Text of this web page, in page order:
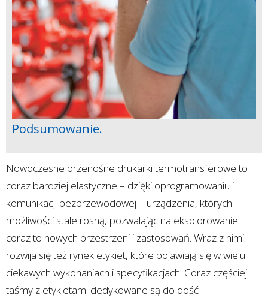
Podsumowanie.
Nowoczesne przenośne drukarki termotransferowe to
coraz bardziej elastyczne – dzięki oprogramowaniu i
komunikacji bezprzewodowej – urządzenia, których
możliwości stale rosną, pozwalając na eksplorowanie
coraz to nowych przestrzeni i zastosowań. Wraz z nimi
rozwija się też rynek etykiet, które pojawiają się w wielu
ciekawych wykonaniach i specyfikacjach. Coraz częściej
taśmy z etykietami dedykowane są do dość